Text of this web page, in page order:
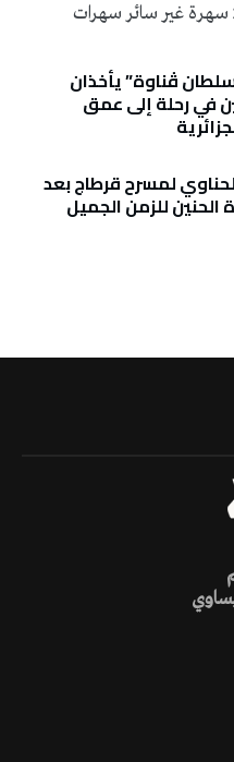
كانت سهرة الخميس 6 اوت 2026 سهرة غير سائر سهرات
ڤناوة” يأخذان
في رحلة إلى عمق
لمسرح قرطاج بعد